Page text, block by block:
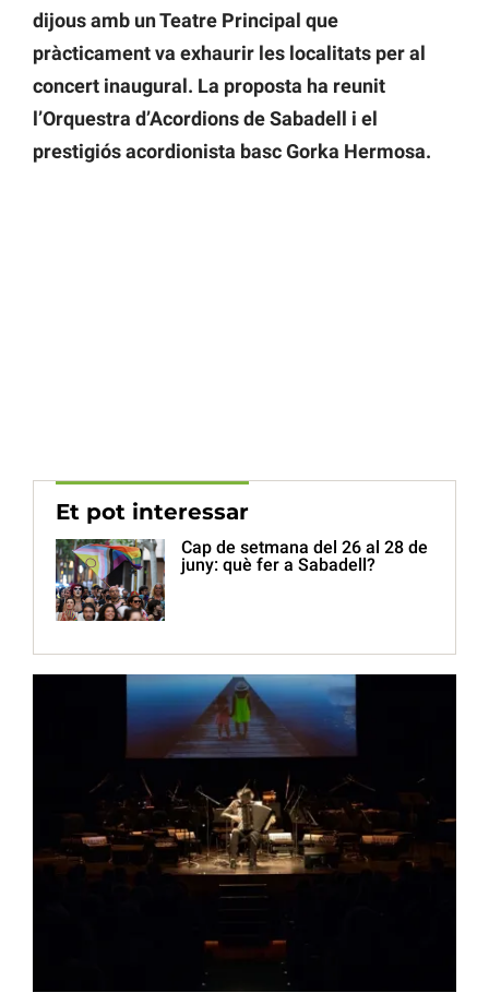
dijous amb un Teatre Principal que
pràcticament va exhaurir les localitats per al
concert inaugural. La proposta ha reunit
l’Orquestra d’Acordions de Sabadell i el
prestigiós acordionista basc Gorka Hermosa.
Et pot interessar
Cap de setmana del 26 al 28 de
juny: què fer a Sabadell?